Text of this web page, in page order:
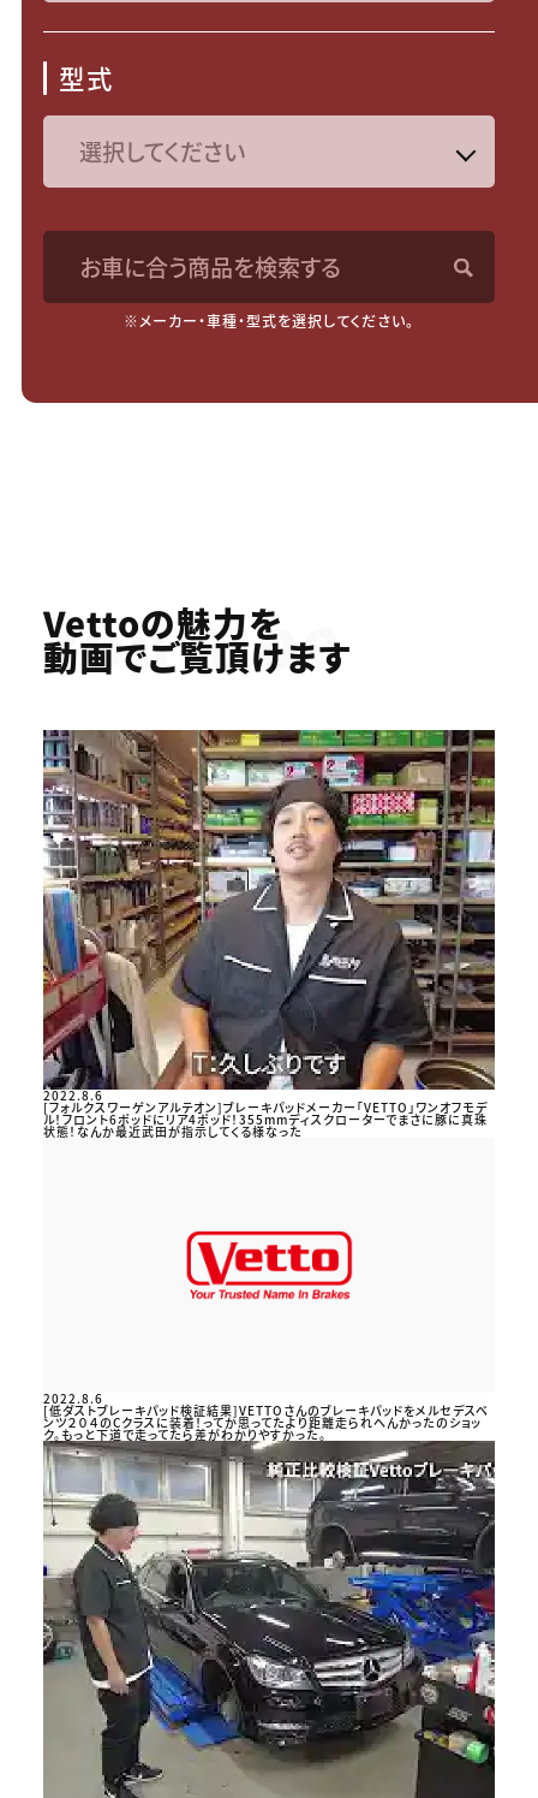
型式
お車に合う商品を検索する
※メーカー・車種・型式を選択してください。
Youtube
Vettoの魅力を
動画でご覧頂けます
2022.8.6
[フォルクスワーゲンアルテオン]ブレーキパッドメーカー「VETTO」ワンオフモデ
ル！フロント6ポッドにリア4ポッド！355mmディスクローターでまさに豚に真珠
状態！なんか最近武田が指示してくる様なった
2022.8.6
[低ダストブレーキパッド検証結果]VETTOさんのブレーキパッドをメルセデスベ
ンツ２０４のCクラスに装着！ってか思ってたより距離走られへんかったのショッ
ク。もっと下道で走ってたら差がわかりやすかった。